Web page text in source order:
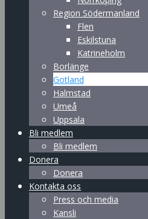
Region Södermanland
Flen
Eskilstuna
Katrineholm
Borlänge
Gotland
Halmstad
Umeå
Uppsala
Bli medlem
Bli medlem
Donera
Donera
Kontakta oss
Press och media
Kansli